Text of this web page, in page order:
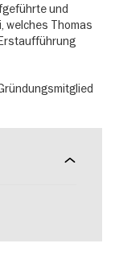
und
welches Thomas